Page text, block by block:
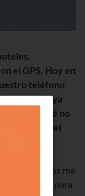
el GPS. Hoy en
teléfono
amigos es ya
¿Por qué no
desde el
datos me
el
para